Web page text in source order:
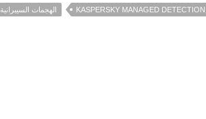
KASPERSKY MANAGED
الهجمات السيبرانية